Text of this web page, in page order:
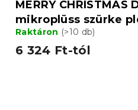
MERRY CHRISTMAS
mikroplüss szürke
Raktáron (>10 db)
6 324 Ft-tól